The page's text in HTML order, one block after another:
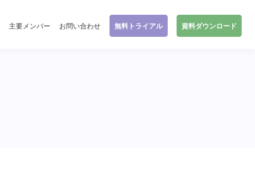
主要メンバー お問い合わせ 無料トライアル 資料ダウンロード